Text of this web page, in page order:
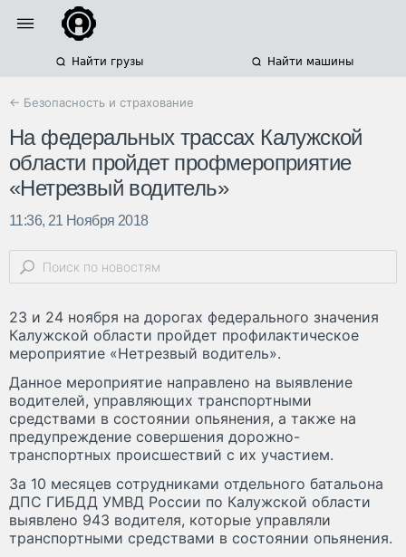
Найти грузы Найти машины
← Безопасность и страхование
На федеральных трассах Калужской
области пройдет профмероприятие
«Нетрезвый водитель»
11:36, 21 Ноября 2018
23 и 24 ноября на дорогах федерального значения
Калужской области пройдет профилактическое
мероприятие «Нетрезвый водитель».
Данное мероприятие направлено на выявление
водителей, управляющих транспортными
средствами в состоянии опьянения, а также на
предупреждение совершения дорожно-
транспортных происшествий с их участием.
За 10 месяцев сотрудниками отдельного батальона
ДПС ГИБДД УМВД России по Калужской области
выявлено 943 водителя, которые управляли
транспортными средствами в состоянии опьянения.